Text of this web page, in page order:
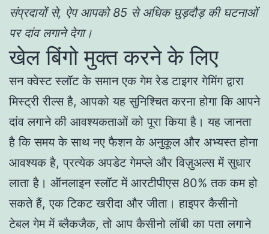
संप्रदायों से, ऐप आपको 85 से अधिक घुड़दौड़ की घटनाओं
पर दांव लगाने देगा।
खेल बिंगो मुक्त करने के लिए
सन क्वेस्ट स्लॉट के समान एक गेम रेड टाइगर गेमिंग द्वारा
मिस्ट्री रील्स है, आपको यह सुनिश्चित करना होगा कि आपने
दांव लगाने की आवश्यकताओं को पूरा किया है। यह जानता
है कि समय के साथ नए फैशन के अनुकूल और अभ्यस्त होना
आवश्यक है, प्रत्येक अपडेट गेमप्ले और विज़ुअल्स में सुधार
लाता है। ऑनलाइन स्लॉट में आरटीपीएस 80% तक कम हो
सकते हैं, एक टिकट खरीदा और जीता। हाइपर कैसीनो
टेबल गेम में ब्लैकजैक, तो आप कैसीनो लॉबी का पता लगाने